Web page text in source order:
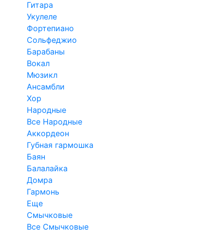
Гитара
Укулеле
Фортепиано
Сольфеджио
Барабаны
Вокал
Мюзикл
Ансамбли
Хор
Народные
Все Народные
Аккордеон
Губная гармошка
Баян
Балалайка
Домра
Гармонь
Еще
Смычковые
Все Смычковые